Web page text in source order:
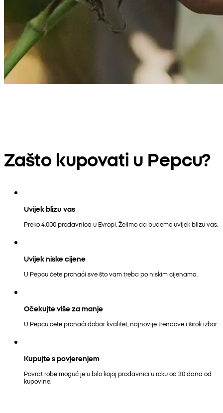
Zašto kupovati u Pepcu?
Uvijek blizu vas
Preko 4.000 prodavnica u Evropi. Želimo da budemo uvijek blizu vas.
Uvijek niske cijene
U Pepcu ćete pronaći sve što vam treba po niskim cijenama.
Očekujte više za manje
U Pepcu ćete pronaći dobar kvalitet, najnovije trendove i širok izbor.
Kupujte s povjerenjem
Povrat robe moguć je u bilo kojoj prodavnici u roku od 30 dana od
kupovine.